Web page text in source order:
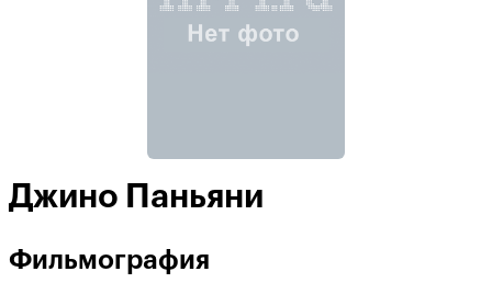
Джино Паньяни
Фильмография